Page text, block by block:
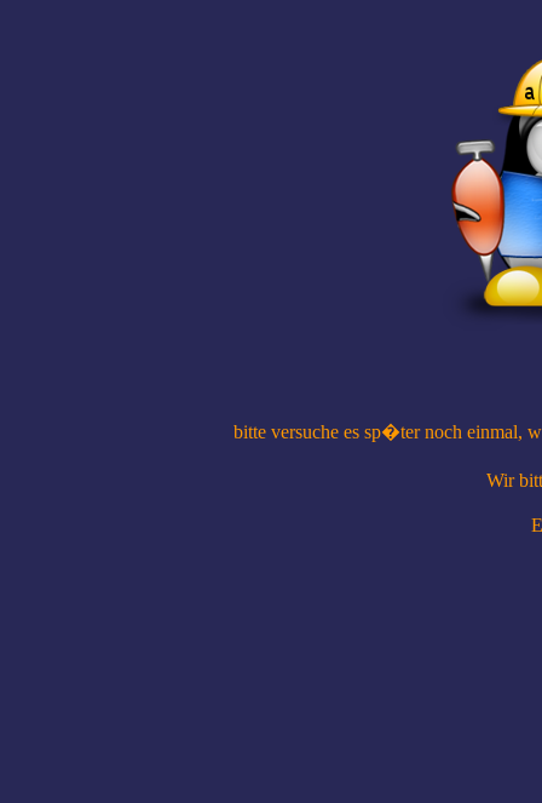
bitte versuche es sp�ter noch einmal,
Wir